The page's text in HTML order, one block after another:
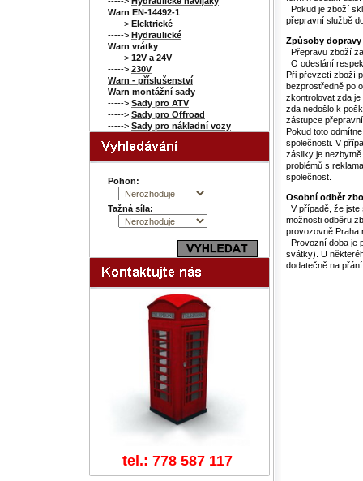
Warn EN-14492-1
-----> Elektrické
-----> Hydraulické
Warn vrátky
-----> 12V a 24V
-----> 230V
Warn - příslušenství
Warn montážní sady
-----> Sady pro ATV
-----> Sady pro Offroad
-----> Sady pro nákladní vozy
Pohon:
Tažná síla:
tel.: 778 587 117
Pokud je zboží
přepravní službě
Způsoby
Přepravu zboží
O odeslání
Při převzetí zboží
bezprostředně po
zkontrolovat zda
zda nedošlo k
zástupce
Pokud toto
společnosti. V
zásilky je
problémů s
společnost.
Osobní odběr
V případě, že jste
možnosti odběru
provozovně Praha
Provozní doba je
svátky). U
dodatečně na